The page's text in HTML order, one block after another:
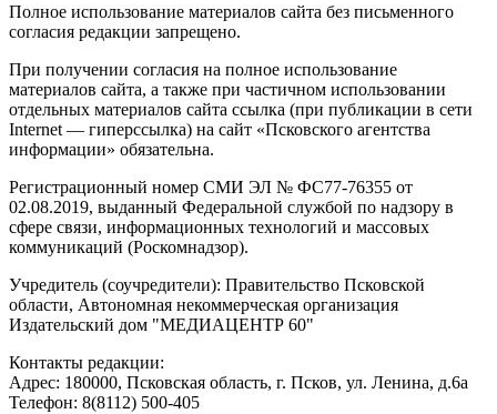
Полное использование материалов сайта без письменного
согласия редакции запрещено.
При получении согласия на полное использование
материалов сайта, а также при частичном использовании
отдельных материалов сайта ссылка (при публикации в сети
Internet — гиперссылка) на сайт «Псковского агентства
информации» обязательна.
Регистрационный номер СМИ ЭЛ № ФС77-76355 от
02.08.2019, выданный Федеральной службой по надзору в
сфере связи, информационных технологий и массовых
коммуникаций (Роскомнадзор).
Учредитель (соучредители): Правительство Псковской
области, Автономная некоммерческая организация
Издательский дом "МЕДИАЦЕНТР 60"
Контакты редакции:
Адреc: 180000, Псковская область, г. Псков, ул. Ленина, д.6а
Телефон: 8(8112) 500-405